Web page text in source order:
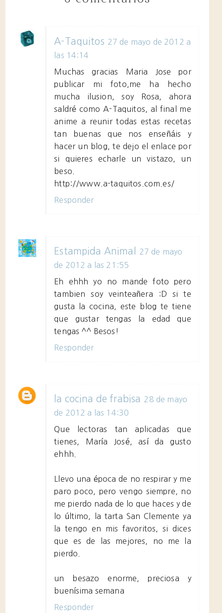
A-Taquitos 27 de mayo de 2012 a
las 14:14
Muchas gracias Maria Jose por
publicar mi foto,me ha hecho
mucha ilusion, soy Rosa, ahora
saldré como A-Taquitos, al final me
anime a reunir todas estas recetas
tan buenas que nos enseñáis y
hacer un blog, te dejo el enlace por
si quieres echarle un vistazo, un
beso.
http://www.a-taquitos.com.es/
Responder
Estampida Animal
27 de mayo
de 2012 a las 21:55
Eh ehhh yo no mande foto pero
tambien soy veinteañera :D si te
gusta la cocina, este blog te tiene
que gustar tengas la edad que
tengas ^^ Besos!
Responder
la cocina de frabisa 28 de mayo
de 2012 a las 14:30
Que lectoras tan aplicadas que
tienes, María José, así da gusto
ehhh.
Llevo una época de no respirar y me
paro poco, pero vengo siempre, no
me pierdo nada de lo que haces y de
lo último, la tarta San Clemente ya
la tengo en mis favoritos, si dices
que es de las mejores, no me la
pierdo.
un besazo enorme, preciosa y
buenísima semana
Responder